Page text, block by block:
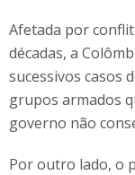
Afetada por
décadas, a
sucessivos casos
grupos armados
governo não
Por outro lado, o